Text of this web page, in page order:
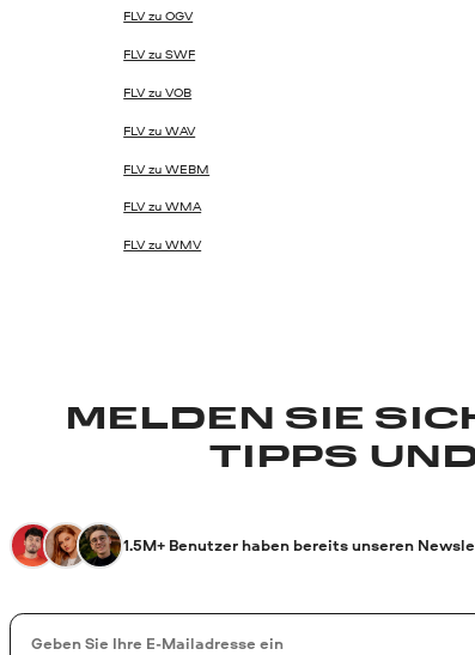
FLV zu OGV
FLV zu SWF
FLV zu VOB
FLV zu WAV
FLV zu WEBM
FLV zu WMA
FLV zu WMV
MELDEN SIE
TIPPS
1.5M+ Benutzer haben bereits unseren
Ihre E-Mail-Addresse